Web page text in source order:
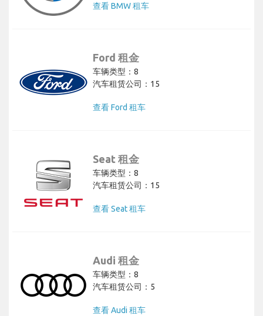
查看 BMW 租车
Ford 租金
车辆类型：8
汽车租赁公司：15
查看 Ford 租车
Seat 租金
车辆类型：8
汽车租赁公司：15
查看 Seat 租车
Audi 租金
车辆类型：8
汽车租赁公司：5
查看 Audi 租车